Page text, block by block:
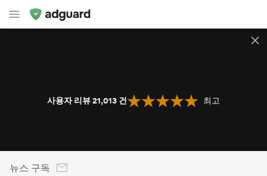
사용자 리뷰 21,013 건 최고
뉴스 구독